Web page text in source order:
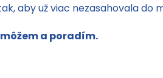
aby už viac nezasahovala do
a poradím.